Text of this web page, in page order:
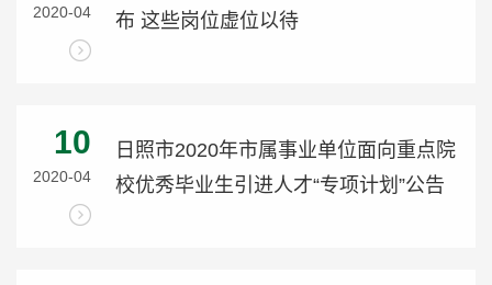
2020-04
布 这些岗位虚位以待
10
2020-04
日照市2020年市属事业单位面向重点院
校优秀毕业生引进人才“专项计划”公告